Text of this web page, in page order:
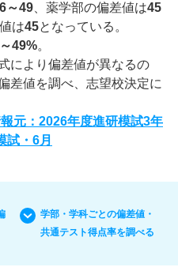
～49 、薬学部の偏差値は45
は45となっている。
49%。
により偏差値が異なるの
差値を調べ、志望校決定に
元：2026年度進研模試3年
試・6月
学部・学科ごとの偏差値・
共通テスト得点率を調べる